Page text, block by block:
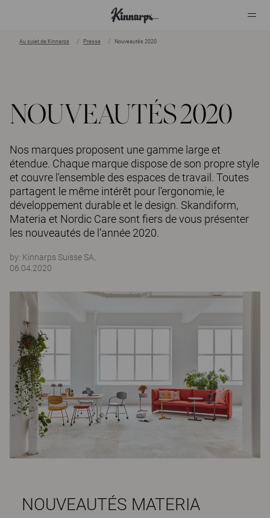
Au sujet de Kinnarps Presse Nouveautés 2020
NOUVEAUTÉS 2020
Nos marques proposent une gamme large et
étendue. Chaque marque dispose de son propre style
et couvre l'ensemble des espaces de travail. Toutes
partagent le même intérêt pour l'ergonomie, le
développement durable et le design. Skandiform,
Materia et Nordic Care sont fiers de vous présenter
les nouveautés de l’année 2020.
by: Kinnarps Suisse SA,
06.04.2020
NOUVEAUTÉS MATERIA